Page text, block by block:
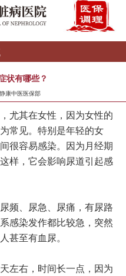
状有哪些？
康中医医保部
其在女性，因为女性的
常见。特别是年轻的女
很容易感染。因为月经期
样，它会影响尿道引起感
、尿急、尿痛，有尿路
感染发作都比较急，突然
甚至有血尿。
右，时间长一点，因为